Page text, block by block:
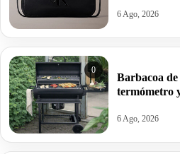
6 Ago, 2026
0
Barbacoa
termómetro
6 Ago, 2026